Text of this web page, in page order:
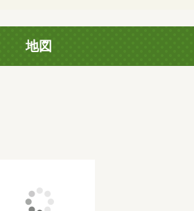
地図